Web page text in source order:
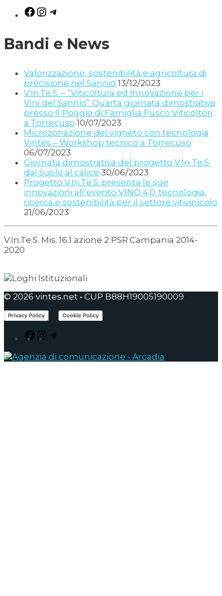
Bandi e News
Valorizzazione, sostenibilità e agricoltura di
precisione nel Sannio 13/12/2023
V.In.Te.S. – “Viticoltura ed Innovazione per i
Vini del Sannio” Quarta giornata dimostrativa
presso Il Poggio di Famiglia Fusco Viticoltori
a Torrecuso 10/07/2023
Microzonazione del vigneto con tecnologia
Vintes – Workshop tecnico a Torrecuso
06/07/2023
Giornata dimostrativa del progetto V.In Te.S.
dal suolo al calice 30/06/2023
Progetto V.In.Te.S. presenta le sue
innovazioni all’evento VINO 4.0: tecnologia,
ricerca e sostenibilità per il settore vitivinicolo
21/06/2023
V.In.Te.S. Mis. 16.1 azione 2 PSR Campania 2014-
2020
© 2026 vintes.net • CUP B88H19005190009
Privacy Policy Cookie Policy